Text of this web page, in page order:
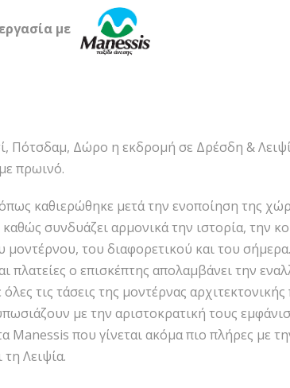
με
Πότσδαμ, Δώρο η εκδρομή σε Δρέσδη &
πρωινό.
καθιερώθηκε μετά την ενοποίηση της
συνδυάζει αρμονικά την ιστορία, την
του διαφορετικού και του σήμερα.
πλατείες ο επισκέπτης απολαμβάνει την
τις τάσεις της μοντέρνας
με την αριστοκρατική τους
Manessis που γίνεται ακόμα πιο πλήρες με
Λειψία.